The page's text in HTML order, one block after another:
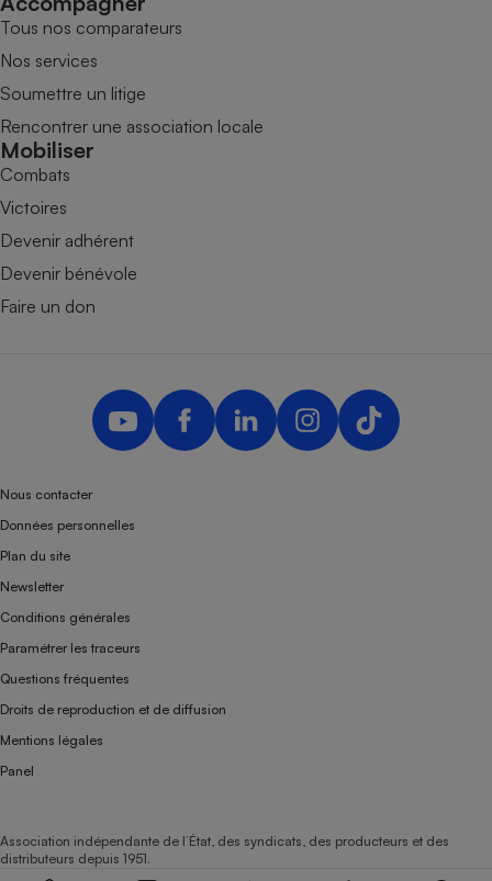
Tous nos comparateurs
Nos services
Soumettre un litige
Rencontrer une association locale
Mobiliser
Combats
Victoires
Devenir adhérent
Devenir bénévole
Faire un don
Nous contacter
Données personnelles
Plan du site
Newsletter
Conditions générales
Paramétrer les traceurs
Questions fréquentes
Droits de reproduction et de diffusion
Mentions légales
Panel
Association indépendante de l’État, des syndicats, des producteurs et des
distributeurs depuis 1951.